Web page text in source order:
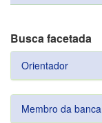
Busca facetada
Orientador
Membro da banca